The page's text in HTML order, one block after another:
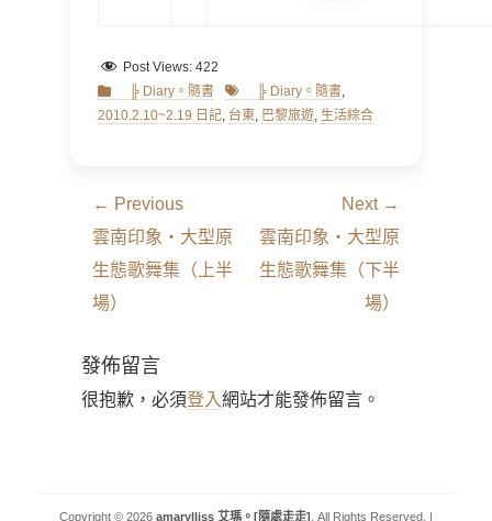
Post Views: 422
Categories
╠ Diary。隨書 Tags ╠ Diary。隨書,
2010.2.10~2.19 日記, 台東, 巴黎旅遊, 生活綜合
文
章
導
覽
← Previous
Previous
post:
雲南印象‧大型原
生態歌舞集（上半
場）
Next →
Next
post:
雲南印象‧大型原
生態歌舞集（下半
場）
發佈留言
很抱歉，必須登入網站才能發佈留言。
Copyright © 2026 amarylliss 艾瑪。[隨處走走] . All Rights Reserved. |